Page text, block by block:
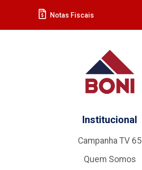
Notas Fiscais
Institucional
Campanha TV 65
Quem Somos